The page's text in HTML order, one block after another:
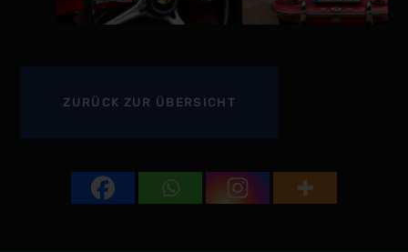
ZURÜCK ZUR ÜBERSICHT